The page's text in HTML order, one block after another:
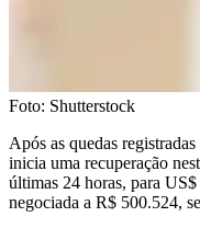
Foto: Shutterstock
Após as quedas
inicia uma recuperação
últimas 24 horas, para
negociada a R$ 500.524,